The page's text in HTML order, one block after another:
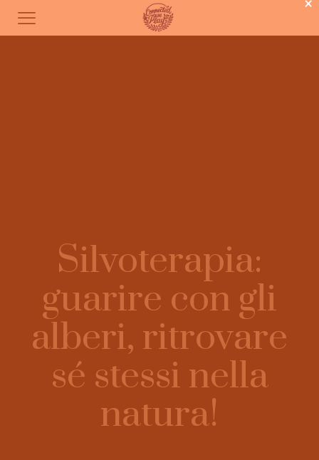
Silvoterapia:
guarire con gli
alberi, ritrovare
sé stessi nella
natura!